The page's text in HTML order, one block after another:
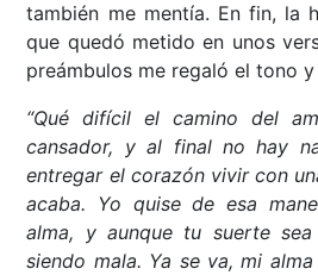
también me mentía. En fin, la
que quedó metido en unos
preámbulos me regaló el tono
“Qué difícilel camino del
cansador, y al final no hay
entregar el corazón vivir con
acaba. Yo quise de esa
alma, y aunque tu suerte
siendo mala. Ya se va, mi